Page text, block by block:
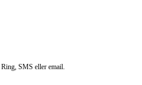
SMS eller email.